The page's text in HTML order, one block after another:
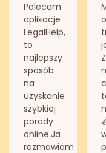
Polecam
aplikacje
LegalHelp,
to
najlepszy
sposób
na
uzyskanie
szybkiej
porady
online.Ja
rozmawiam